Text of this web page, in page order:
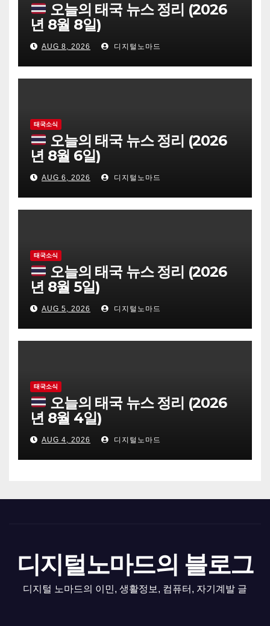
오늘의 태국 뉴스 정리 (2026
년 8월 8일)
AUG 8, 2026 디지털노마드
태국소식
오늘의 태국 뉴스 정리 (2026
년 8월 6일)
AUG 6, 2026 디지털노마드
태국소식
오늘의 태국 뉴스 정리 (2026
년 8월 5일)
AUG 5, 2026 디지털노마드
태국소식
오늘의 태국 뉴스 정리 (2026
년 8월 4일)
AUG 4, 2026 디지털노마드
디지털노마드의 블로그
디지털 노마드의 이민, 생활정보, 컴퓨터, 자기계발 글